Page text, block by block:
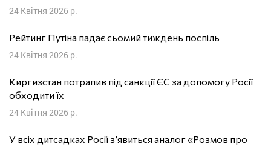
24 Квітня 2026 р.
Рейтинг Путіна падає сьомий тиждень поспіль
24 Квітня 2026 р.
Киргизстан потрапив під санкції ЄС за допомогу Росії
обходити їх
24 Квітня 2026 р.
У всіх дитсадках Росії з’явиться аналог «Розмов про